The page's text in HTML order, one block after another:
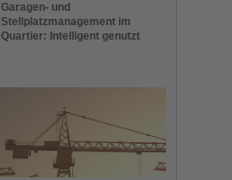
Garagen- und
Stellplatzmanagement im
Quartier: Intelligent genutzt